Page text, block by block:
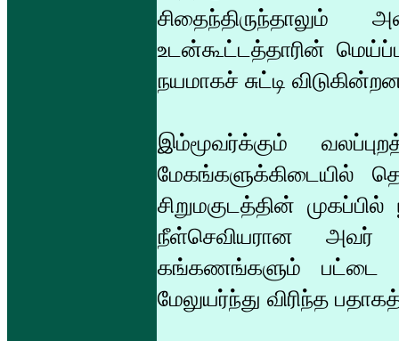
சிதைந்திருந்தாலும்
உடன்கூட்டத்தாரின்
நயமாகச் சுட்டி
இம்மூவர்க்கும்
மேகங்களுக்கிடையில்
சிறுமகுடத்தின்
நீள்செவியரான
கங்கணங்களும் பட்டை
மேலுயர்ந்து விரிந்த